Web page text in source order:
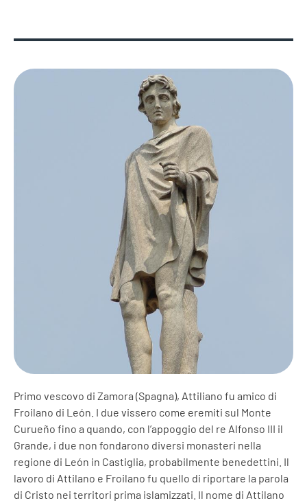
Primo vescovo di Zamora (Spagna), Attiliano fu amico di
Froilano di León. I due vissero come eremiti sul Monte
Curueño fino a quando, con l’appoggio del re Alfonso III il
Grande, i due non fondarono diversi monasteri nella
regione di León in Castiglia, probabilmente benedettini. Il
lavoro di Attilano e Froilano fu quello di riportare la parola
di Cristo nei territori prima islamizzati. Il nome di Attilano